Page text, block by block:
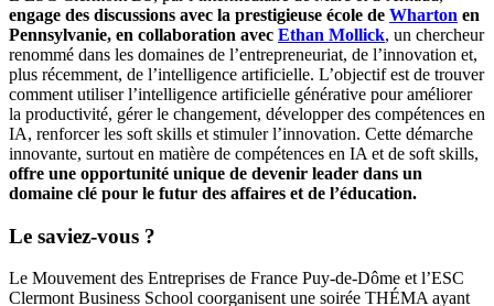
engage des discussions avec la prestigieuse école de Wharton en
Pennsylvanie, en collaboration avec Ethan Mollick, un chercheur
renommé dans les domaines de l’entrepreneuriat, de l’innovation et,
plus récemment, de l’intelligence artificielle. L’objectif est de trouver
comment utiliser l’intelligence artificielle générative pour améliorer
la productivité, gérer le changement, développer des compétences en
IA, renforcer les soft skills et stimuler l’innovation. Cette démarche
innovante, surtout en matière de compétences en IA et de soft skills,
offre une opportunité unique de devenir leader dans un
domaine clé pour le futur des affaires et de l’éducation.
Le saviez-vous ?
Le Mouvement des Entreprises de France Puy-de-Dôme et l’ESC
Clermont Business School coorganisent une soirée THÉMA ayant